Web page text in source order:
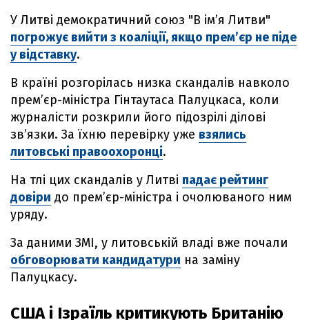
У Литві демократичний союз "В імʼя Литви"
погрожує вийти з коаліції, якщо премʼєр не піде
у відставку.
В країні розгорілась низка скандалів навколо
прем’єр-міністра Гінтаутаса Палуцкаса, коли
журналісти розкрили його підозрілі ділові
звʼязки. За їхню перевірку уже взялись
литовські правоохоронці.
На тлі цих скандалів у Литві падає рейтинг
довіри до прем’єр-міністра і очолюваного ним
уряду.
За даними ЗМІ, у литовській владі вже почали
обговорювати кандидатури на заміну
Палуцкасу.
США і Ізраїль критикують Британію